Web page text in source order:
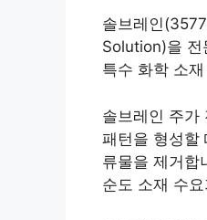
솔브레인
Solution)을 전
특수 화학 소
솔브레인 주가
패턴을 형성할
류물을 제거합
순도 소재 수